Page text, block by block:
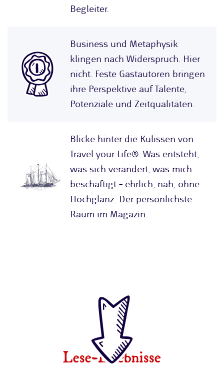
Begleiter.
Business und Metaphysik
klingen nach Widerspruch. Hier
nicht. Feste Gastautoren bringen
ihre Perspektive auf Talente,
Potenziale und Zeitqualitäten.
Blicke hinter die Kulissen von
Travel your Life®. Was entsteht,
was sich verändert, was mich
beschäftigt – ehrlich, nah, ohne
Hochglanz. Der persönlichste
Raum im Magazin.
Lese-Erlebnisse